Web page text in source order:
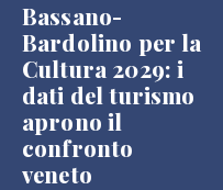
Bassano-
Bardolino per la
Cultura 2029: i
dati del turismo
aprono il
confronto
veneto